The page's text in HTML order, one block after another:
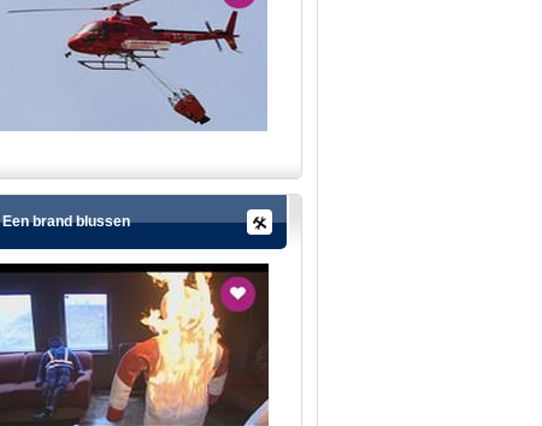
Een brand blussen